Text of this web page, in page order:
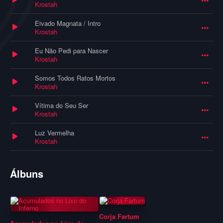
Krostah
Eivado Magnata / Intro
Krostah
Eu Não Pedi para Nascer
Krostah
Somos Todos Ratos Mortos
Krostah
Vítima do Seu Ser
Krostah
Luz Vermelha
Krostah
Álbuns
Corja Fartum